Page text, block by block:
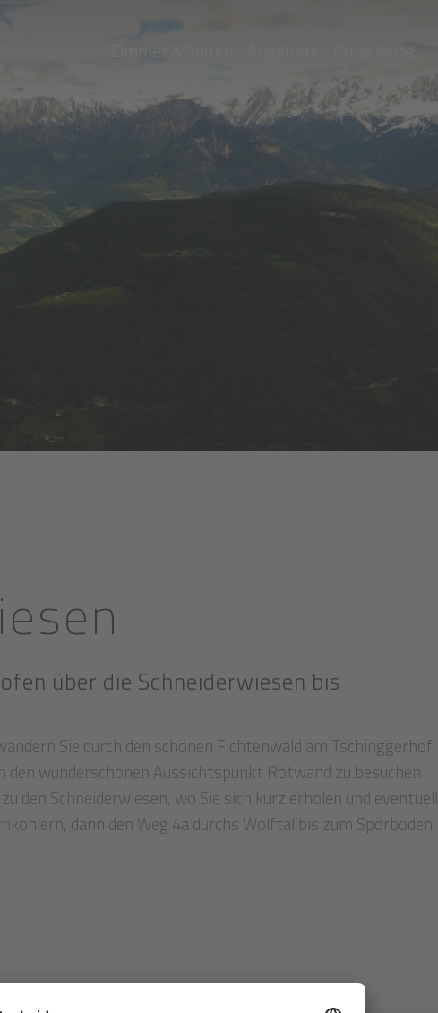
über die Schneiderwiesen bis
Sie durch den schönen Fichtenwald am Tschinggerhof
wunderschönen Aussichtspunkt Rotwand zu besuchen.
Schneiderwiesen, wo Sie sich kurz erholen und eventuell
dann den Weg 4a durchs Wolftal bis zum Spörboden